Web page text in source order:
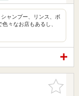
ャンプー、リンス、ボ
々なお店もあるし、
お気に入
りに追加